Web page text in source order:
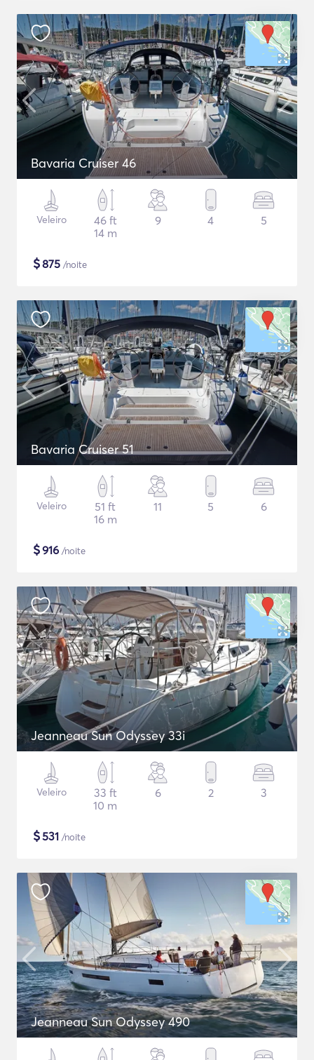
Bavaria Cruiser 46
Veleiro
46 ft
14 m
9 4 5
$875 /noite
Bavaria Cruiser 51
Veleiro
51 ft
16 m
11 5 6
$916 /noite
Jeanneau Sun Odyssey 33i
Veleiro
33 ft
10 m
6 2 3
$531 /noite
Jeanneau Sun Odyssey 490